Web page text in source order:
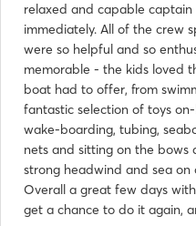
relaxed and capable
immediately. All of the crew
were so helpful and so
memorable - the kids loved
boat had to offer, from
fantastic selection of toys
wake-boarding, tubing,
nets and sitting on the bows
strong headwind and sea
Overall a great few days
get a chance to do it again,